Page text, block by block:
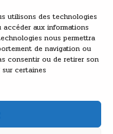
utilisons des technologies
aux informations
nous permettra
de navigation ou
consentir ou de retirer son
certaines